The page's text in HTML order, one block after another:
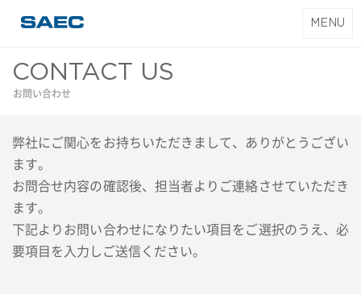
T
n
a
MENU
CONTACT US
お問い合わせ
弊社にご関心をお持ちいただきまして、ありがとうござい
ます。
お問合せ内容の確認後、担当者よりご連絡させていただき
ます。
下記よりお問い合わせになりたい項目をご選択のうえ、必
要項目を入力しご送信ください。